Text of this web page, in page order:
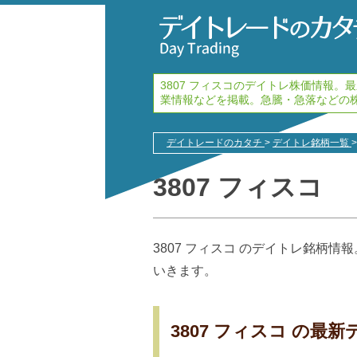
3807 フィスコのデイトレ株価情報。
業情報などを掲載。急騰・急落などの
デイトレードのカタチ > デイトレ銘柄一覧 >
3807 フィスコ
3807 フィスコ のデイトレ銘柄情
いきます。
3807 フィスコ の最新